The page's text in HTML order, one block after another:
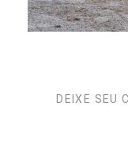
DEIXE SEU